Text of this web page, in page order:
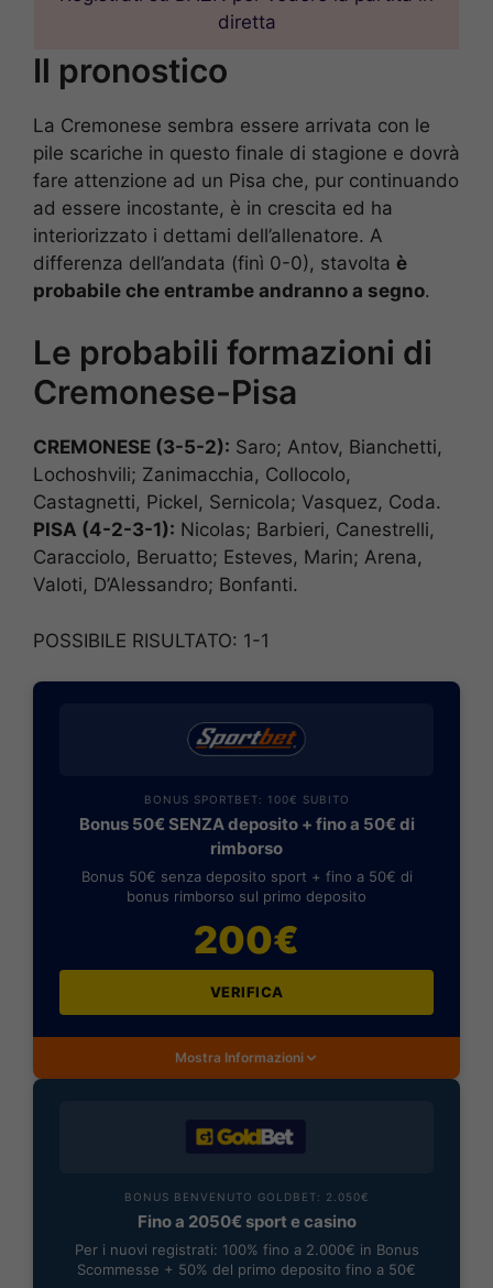
diretta
Il pronostico
La Cremonese sembra essere arrivata con le
pile scariche in questo finale di stagione e dovrà
fare attenzione ad un Pisa che, pur continuando
ad essere incostante, è in crescita ed ha
interiorizzato i dettami dell’allenatore. A
differenza dell’andata (finì 0-0), stavolta è
probabile che entrambe andranno a segno.
Le probabili formazioni di
Cremonese-Pisa
CREMONESE (3-5-2): Saro; Antov, Bianchetti,
Lochoshvili; Zanimacchia, Collocolo,
Castagnetti, Pickel, Sernicola; Vasquez, Coda.
PISA (4-2-3-1): Nicolas; Barbieri, Canestrelli,
Caracciolo, Beruatto; Esteves, Marin; Arena,
Valoti, D’Alessandro; Bonfanti.
POSSIBILE RISULTATO: 1-1
BONUS SPORTBET: 100€ SUBITO
Bonus 50€ SENZA deposito + fino a 50€ di
rimborso
Bonus 50€ senza deposito sport + fino a 50€ di
bonus rimborso sul primo deposito
200€
VERIFICA
Mostra Informazioni
BONUS BENVENUTO GOLDBET: 2.050€
Fino a 2050€ sport e casino
Per i nuovi registrati: 100% fino a 2.000€ in Bonus
Scommesse + 50% del primo deposito fino a 50€